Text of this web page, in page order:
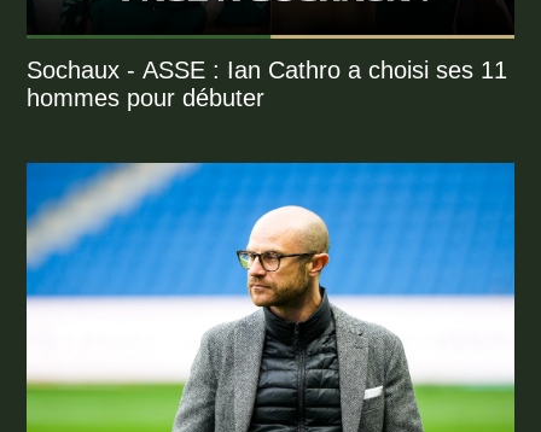
Sochaux - ASSE : Ian Cathro a choisi ses 11
hommes pour débuter